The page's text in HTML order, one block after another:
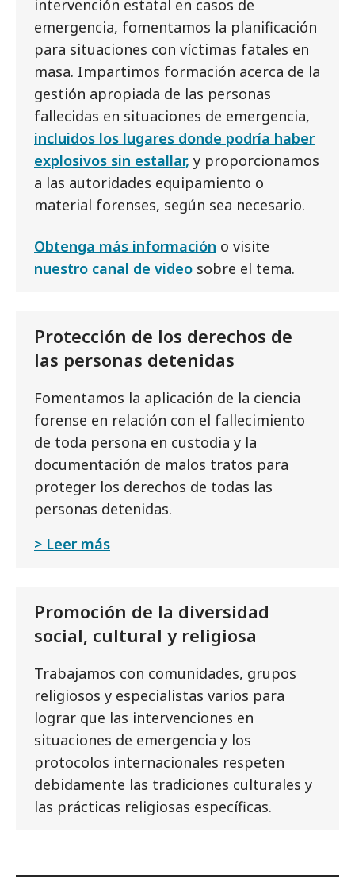
intervención estatal en casos de
emergencia, fomentamos la planificación
para situaciones con víctimas fatales en
masa. Impartimos formación acerca de la
gestión apropiada de las personas
fallecidas en situaciones de emergencia,
incluidos los lugares donde podría haber
explosivos sin estallar, y proporcionamos
a las autoridades equipamiento o
material forenses, según sea necesario.
Obtenga más información o visite
nuestro canal de video sobre el tema.
Protección de los derechos de
las personas detenidas
Fomentamos la aplicación de la ciencia
forense en relación con el fallecimiento
de toda persona en custodia y la
documentación de malos tratos para
proteger los derechos de todas las
personas detenidas.
Leer más
Promoción de la diversidad
social, cultural y religiosa
Trabajamos con comunidades, grupos
religiosos y especialistas varios para
lograr que las intervenciones en
situaciones de emergencia y los
protocolos internacionales respeten
debidamente las tradiciones culturales y
las prácticas religiosas específicas.